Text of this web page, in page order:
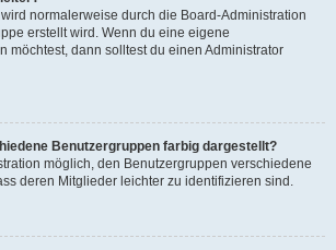
normalerweise durch die Board-Administration
erstellt wird. Wenn du eine eigene
möchtest, dann solltest du einen Administrator
Benutzergruppen farbig dargestellt?
möglich, den Benutzergruppen verschiedene
deren Mitglieder leichter zu identifizieren sind.